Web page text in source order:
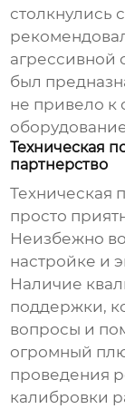
столкнулись
агрессивной
был
не привело к
Техническая
партнерство
Техническая
просто
Неизбежно
настройке и
Наличие
поддержки,
вопросы и
огромный
проведения
калибровки